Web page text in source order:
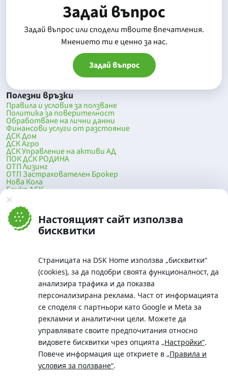
Настоящият сайт използва
бисквитки
Страницата на DSK Home използва „бисквитки“
(cookies), за да подобри своята функционалност, да
анализира трафика и да показва
персонализирана реклама. Част от информацията
се споделя с партньори като Google и Meta за
рекламни и аналитични цели. Можете да
управлявате своите предпочитания относно
видовете бисквитки чрез опцията „Настройки“.
Повече информация ще откриете в „Правила и
условия за ползване“.
Задай въпрос
Задай въпрос или сподели твоите впечатления.
Mнението ти е ценно за нас.
Задай въпрос
Полезни връзки
Правила и условия за ползване
Политика за поверителност
Обработване на лични данни
Финансови услуги от разстояние
ДСК Дом
ДСК Агро
ДСК Управление на активи АД
ПОК ДСК РОДИНА
ОТП Лизинг
ОТП Застрахователен Брокер
Нова Кола
Банка ДСК
DSK Mobile
Оферти за продажба от Банка ДСК
Клонова мрежа и банкомати
До началото на страницата
Телефон:
0700 10 375 / *2375
Московска No.19 / ул. Г. Бенковски No. 5, София 1036
SWIFT/BIC: